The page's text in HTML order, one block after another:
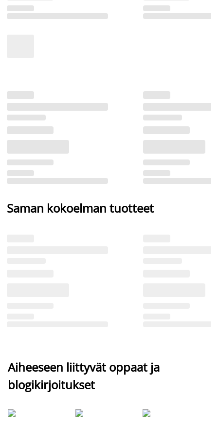
Saman kokoelman tuotteet
Aiheeseen liittyvät oppaat ja
blogikirjoitukset